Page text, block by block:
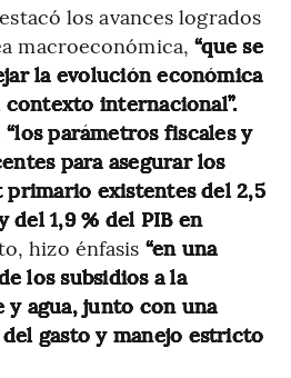
los avances logrados
macroeconómica, “que se
la evolución económica
internacional”.
“los parámetros fiscales y
para asegurar los
existentes del 2,5
del 1,9 % del PIB en
hizo énfasis “en una
los subsidios a la
agua, junto con una
gasto y manejo estricto